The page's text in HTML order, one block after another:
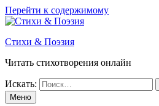
Перейти к содержимому
Стихи & Поэзия
Читать стихотворения онлайн
Искать:
Меню